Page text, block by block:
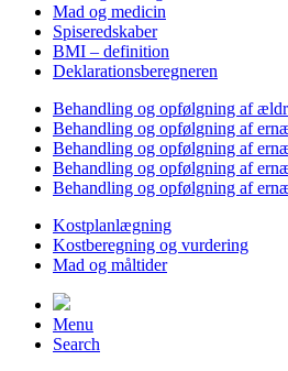
Mad og medicin
Spiseredskaber
BMI – definition
Deklarationsberegneren
Behandling og opfølgning af
Behandling og opfølgning af
Behandling og opfølgning af
Behandling og opfølgning af
Behandling og opfølgning af
Kostplanlægning
Kostberegning og vurdering
Mad og måltider
Menu
Search